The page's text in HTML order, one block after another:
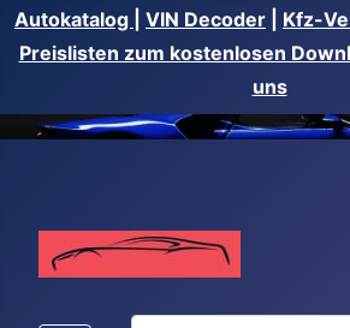
Autokatalog VIN Decoder Kfz-
Preislisten zum kostenlosen
uns